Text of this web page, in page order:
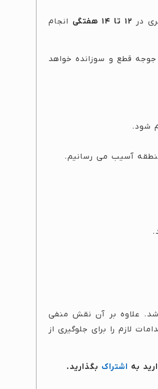
در ۱۲ تا ۱۴ هفتگی
انجام
قطع و سوزانده خواهد
شود.
آسیب می رسانیم.
علاوه بر آن نقش منفی
لازم را برای جلوگیری از
به اشتراک بگذارید.